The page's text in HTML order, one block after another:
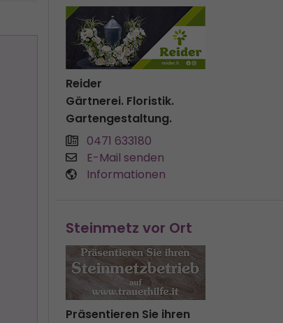
Reider
Gärtnerei. Floristik.
Gartengestaltung.
0471 633180
E-Mail senden
Informationen
Steinmetz vor Ort
Präsentieren Sie ihren